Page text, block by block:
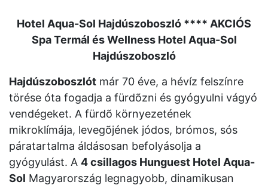
Hotel Aqua-Sol Hajdúszoboszló **** AKCIÓS
Spa Termál és Wellness Hotel Aqua-Sol
Hajdúszoboszló
Hajdúszoboszlót már 70 éve, a hévíz felszínre
törése óta fogadja a fürdõzni és gyógyulni vágyó
vendégeket. A fürdõ környezetének
mikroklímája, levegõjének jódos, brómos, sós
páratartalma áldásosan befolyásolja a
gyógyulást. A 4 csillagos Hunguest Hotel Aqua-
Sol Magyarország legnagyobb, dinamikusan